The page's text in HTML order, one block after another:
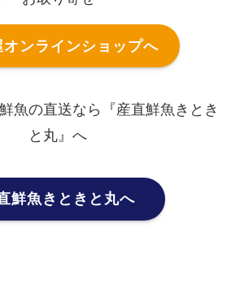
オンラインショップへ
魚の直送なら『産直鮮魚きとき
と丸』へ
鮮魚きときと丸へ